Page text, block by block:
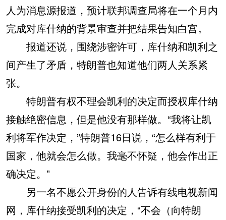
人为消息源报道，预计联邦调查局将在一个月内
完成对库什纳的背景审查并把结果告知白宫。
报道还说，围绕涉密许可，库什纳和凯利之
间产生了矛盾，特朗普也知道他们两人关系紧
张。
特朗普有权不理会凯利的决定而授权库什纳
接触绝密信息，但是他没有那样做。“我将让凯
利将军作决定，”特朗普16日说，“怎么样有利于
国家，他就会怎么做。我毫不怀疑，他会作出正
确决定。”
另一名不愿公开身份的人告诉有线电视新闻
网，库什纳接受凯利的决定，“不会（向特朗